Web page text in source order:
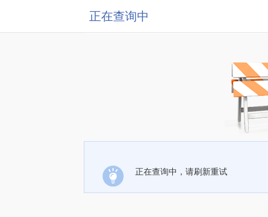
正在查询中
正在查询中，请刷新重试